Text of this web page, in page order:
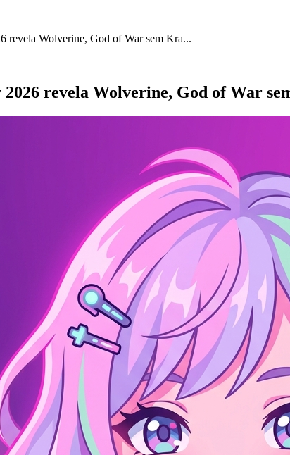
revela Wolverine, God of War sem Kra...
2026 revela Wolverine, God of War